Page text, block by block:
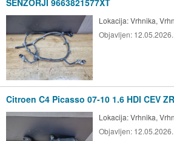
SENZORJI 9663821577XT
Lokacija:Vrhnika,
Objavljen: 12.05.2026.
Citroen C4 Picasso 07-10 1.6 HDI CEV
Lokacija:Vrhnika,
Objavljen: 12.05.2026.